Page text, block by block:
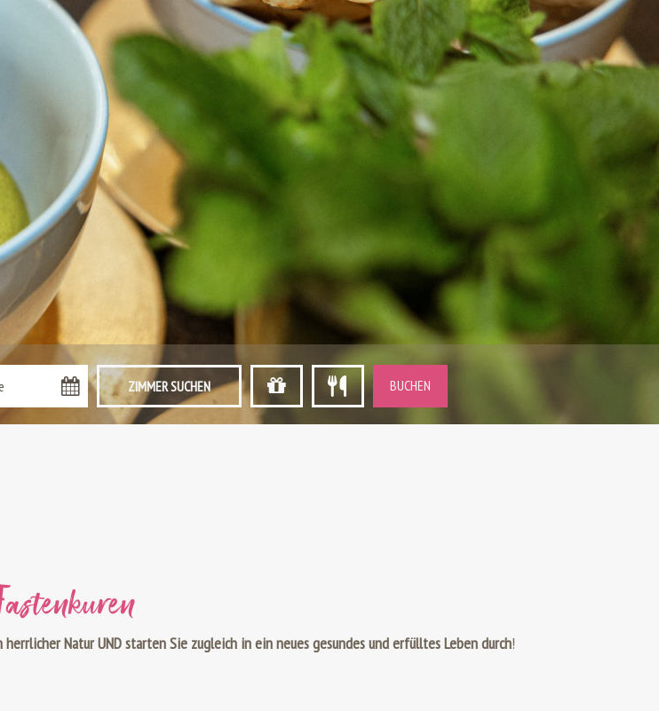
herrlicher Natur UND starten Sie zugleich in ein neues gesundes und erfülltes Leben durch!